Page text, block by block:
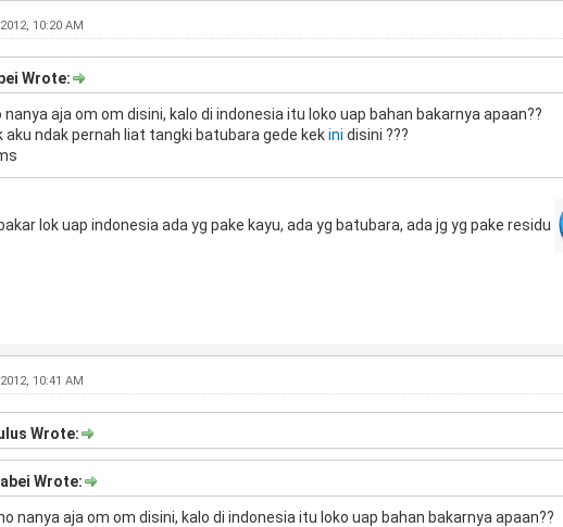
10:20 AM
Wrote:
nanya aja om om disini, kalo di indonesia itu loko uap bahan bakarnya apaan??
aku ndak pernah liat tangki batubara gede kekini disini ???
lok uap indonesia ada yg pake kayu, ada yg batubara, ada jg yg pake residu
10:41 AM
Wrote:
Wrote:
nanya aja om om disini, kalo di indonesia itu loko uap bahan bakarnya apaan??